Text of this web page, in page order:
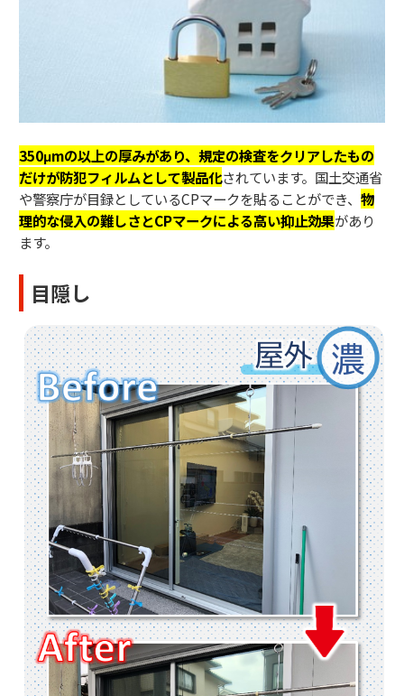
350μmの以上の厚みがあり、 規定の検査をクリアしたもの
だけが防犯フィルムとして製品化されています。国土交通省
や警察庁が目録としているCPマークを貼ることができ、 物
理的な侵入の難しさとCPマークによる高い抑止効果があり
ます。
目隠し